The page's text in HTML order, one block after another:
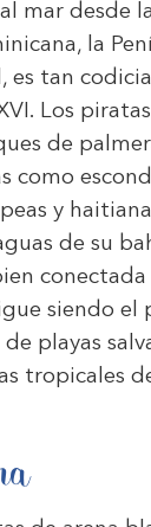
mar desde
la
es tan
Los
de
como
y
de su
siendo el
playas
tropicales